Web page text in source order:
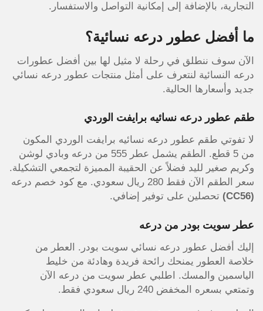
التجارية، بالإضافة إلى إمكانية التواصل والاستفسار.
ما أفضل عطور درعه نسائية؟
الآن سوف ننطلق في رحلة لا مثيل لها بين أفضل عطورات
درعه النسائية لنتعرف على أمثل منتجات عطور درعه نسائي
جديد وأسعارها الحالية.
طقم عطور درعه نسائيه برايفت الوردي
لا تفوتي طقم عطور درعه نسائيه برايفت الوردي المكون
من 5 قطع. الطقم يشمل عطر 555 من درعه وبادي لوشن
وكريم صغير لليد فضلاً عن الحقيبة المميزة لتجمعي التشكيلة.
سعر الطقم الآن فقط 280 ريال سعودي. مع كود خصم درعه
(CC56)
تحصلين على توفير إضافي.
عطر سويت بودر من درعه
إليك أفضل عطور درعه نسائي سويت بودر. العطر من
خلاصة العطور يمنحك رائحة فريدة وهادئة من خليط
الياسمين والمسك. اطلبي عطر سويت من درعه الآن
وتمتعي بسعره المخفض 240 ريال سعودي فقط.